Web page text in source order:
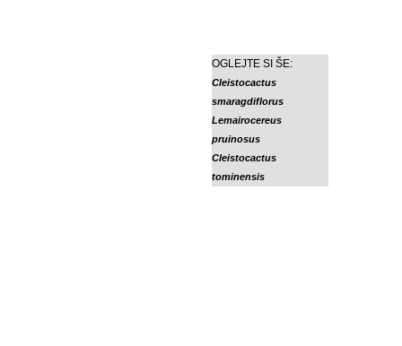
OGLEJTE SI ŠE:
Cleistocactus
smaragdiflorus
Lemairocereus
pruinosus
Cleistocactus
tominensis